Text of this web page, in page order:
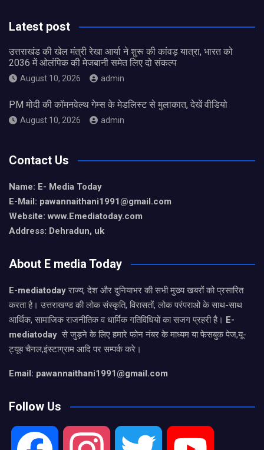
Latest post
उत्तराखंड की खेल मंत्री रेखा आर्या ने शुरू की कांवड़ यात्रा, भारत को
2036 में ओलंपिक की मेजबानी समेत लिए दो संकल्प
August 10, 2026 admin
PM मोदी की कॉमनवेल्थ गेम्स के मेडलिस्ट से मुलाकात, देखें वीडियो
August 10, 2026 admin
Contact Us
Name: E- Media Today
E-Mail: pawannaithani1991@gmail.com
Website: www.Emediatoday.com
Address: Dehradun, uk
About E media Today
E-mediatodayराज्य, देश और दुनियाभर की सभी मुख्य खबरों को प्रसारित
करता है। उत्तराखण्ड की लोक संस्कृति, विरासतों, लोक परंपराओ के साथ-साथ
आर्थिक, सामाजिक राजनीतिक व धार्मिक गतिविधियों का सजग प्रहरी है। E-
mediatoday से जुड़ने के लिए हमारे फोन नंबर के माध्यम या फेसबुक पेज,यू-
ट्यूब चैनल,इंस्टाग्राम आदि पर सम्पर्क करे।
Email: pawannaithani1991@gmail.com
Follow Us